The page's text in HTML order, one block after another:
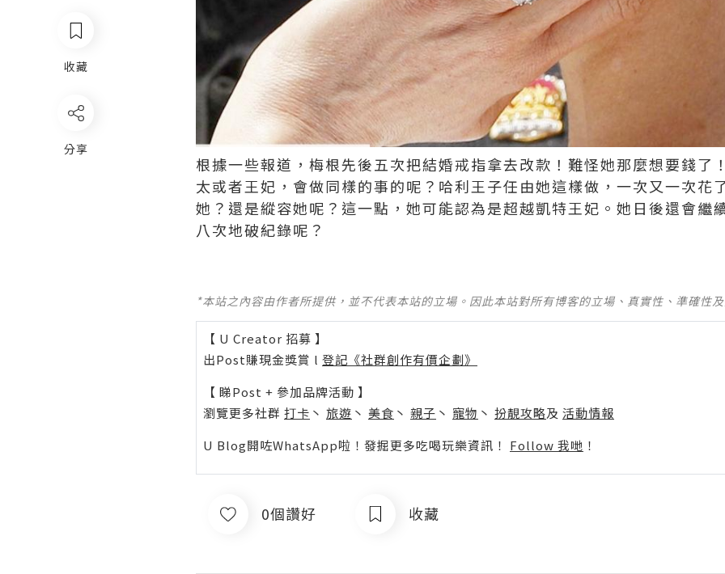
收藏
分享
根據一些報道，梅根先後五次把結婚戒指拿去改款！難怪她那麼想要錢了
太或者王妃，會做同樣的事的呢？哈利王子任由她這樣做，一次又一次花
她？還是縱容她呢？這一點，她可能認為是超越凱特王妃。她日後還會繼
八次地破紀錄呢？
*本站之內容由作者所提供，並不代表本站的立場。因此本站對所有博客的立場、真實性、準確性
【 U Creator 招募 】
出Post賺現金獎賞 l 登記《社群創作有價企劃》
【 睇Post + 參加品牌活動 】
瀏覽更多社群 打卡 丶 旅遊 丶 美食 丶 親子 丶 寵物 丶 扮靚攻略及 活動情報
U Blog開咗WhatsApp啦！發掘更多吃喝玩樂資訊！ Follow 我哋 ！
0個讚好 收藏